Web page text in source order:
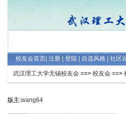
校友会首页 注册 登陆 自选风格 社区
武汉理工大学无锡校友会 ==> 校友会 ==>
版主:wang64